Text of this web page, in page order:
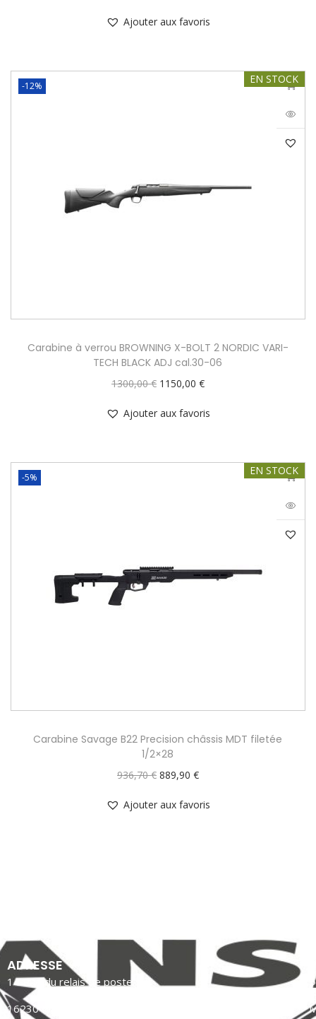
Ajouter aux favoris
EN STOCK
-12%
Carabine à verrou BROWNING X-BOLT 2 NORDIC VARI-
TECH BLACK ADJ cal.30-06
1300,00€ 1150,00 €
Ajouter aux favoris
EN STOCK
-5%
Carabine Savage B22 Precision châssis MDT filetée
1/2×28
936,70€ 889,90 €
Ajouter aux favoris
ADRESSE
14 Rue du relais de poste
16230 MANSLE LES FONTAINES